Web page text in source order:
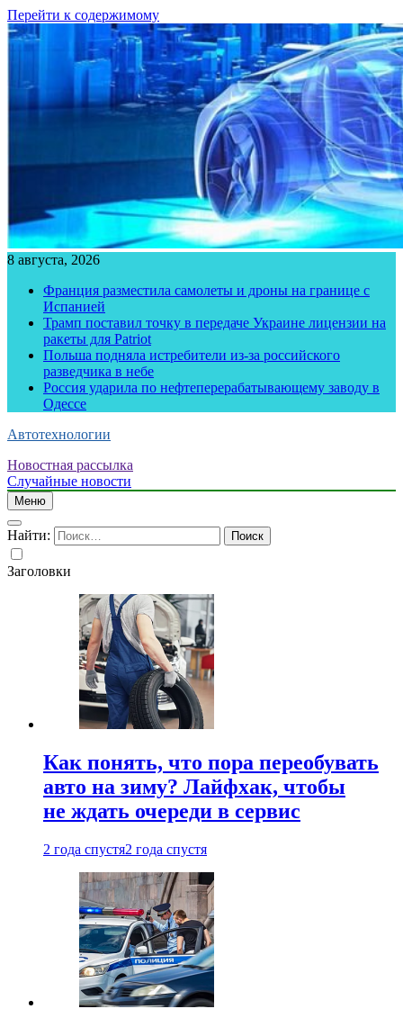
Перейти к содержимому
8 августа, 2026
Франция разместила самолеты и дроны на границе с
Испанией
Трамп поставил точку в передаче Украине лицензии на
ракеты для Patriot
Польша подняла истребители из-за российского
разведчика в небе
Россия ударила по нефтеперерабатывающему заводу в
Одессе
Автотехнологии
Новостная рассылка
Случайные новости
Меню
Найти:
Заголовки
Как понять, что пора переобувать
авто на зиму? Лайфхак, чтобы
не ждать очереди в сервис
2 года спустя2 года спустя